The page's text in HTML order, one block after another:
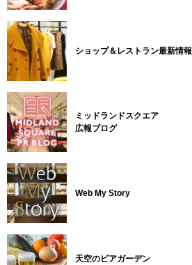
ショップ＆レストラン最新情報
ミッドランドスクエア
広報ブログ
Web My Story
天空のビアガーデン